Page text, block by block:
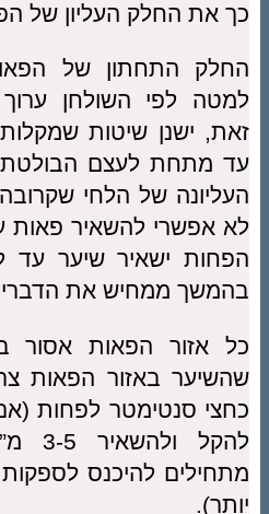
כך את החלק העליון של
החלק התחתון של
למטה לפי השולחן
זאת, ישנן שיטות
עד מתחת לעצם הבולטת
העליונה של הלחי שקרובה
לא אפשרי להשאיר פאות
הפחות ישאיר שיער עד
בהמשך ממחיש את הדברים
כל אזור הפאות אסור
שהשיער באזור הפאות
כחצי סנטימטר לפחות
להקל
מתחילים להיכנס
יותר).